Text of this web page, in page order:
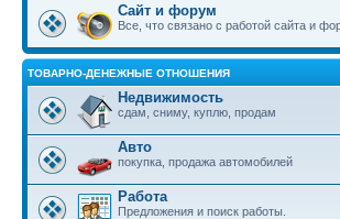
Сайт и форум
Все, что связано с работой сайта и
ТОВАРНО-ДЕНЕЖНЫЕ ОТНОШЕНИЯ
Недвижимость
сдам, сниму, куплю, продам
Авто
покупка, продажа автомобилей
Работа
Предложения и поиск работы.